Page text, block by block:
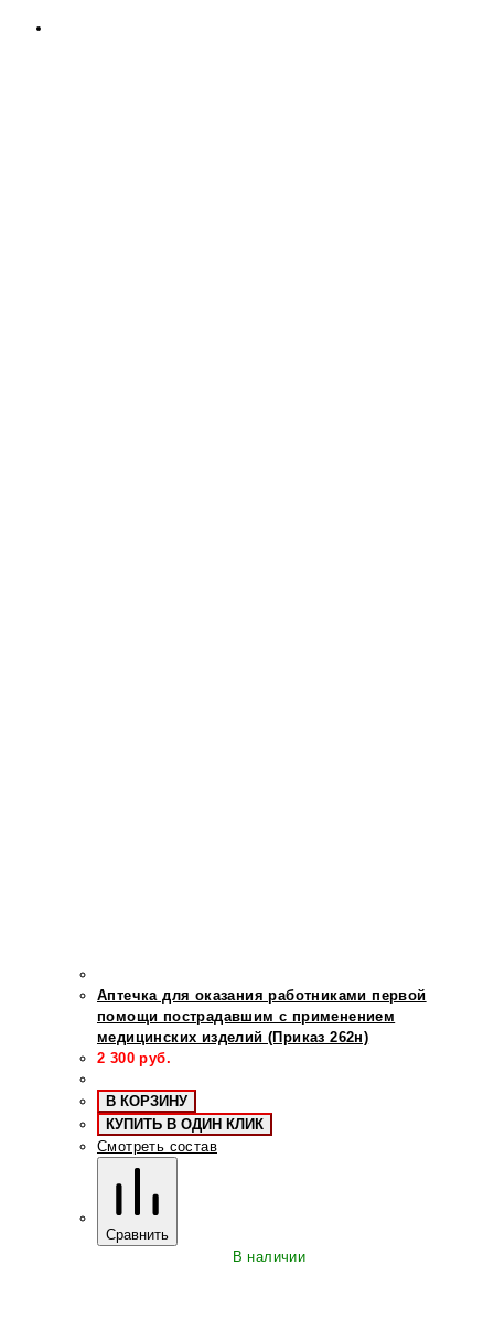
Аптечка для оказания работниками первой
помощи пострадавшим с применением
медицинских изделий (Приказ 262н)
2 300 руб.
В КОРЗИНУ
КУПИТЬ В ОДИН КЛИК
Смотреть состав
Сравнить
В наличии